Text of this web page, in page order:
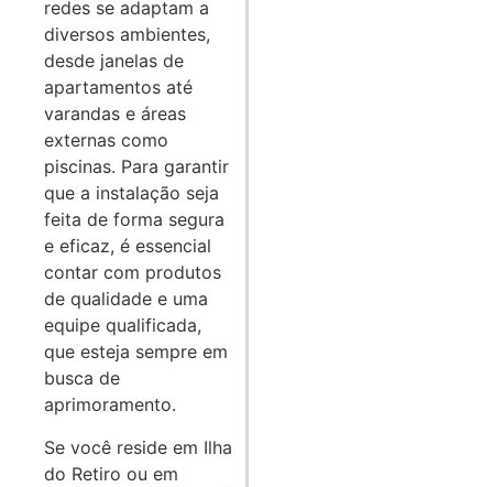
redes se adaptam a
diversos ambientes,
desde janelas de
apartamentos até
varandas e áreas
externas como
piscinas. Para garantir
que a instalação seja
feita de forma segura
e eficaz, é essencial
contar com produtos
de qualidade e uma
equipe qualificada,
que esteja sempre em
busca de
aprimoramento.
Se você reside em Ilha
do Retiro ou em